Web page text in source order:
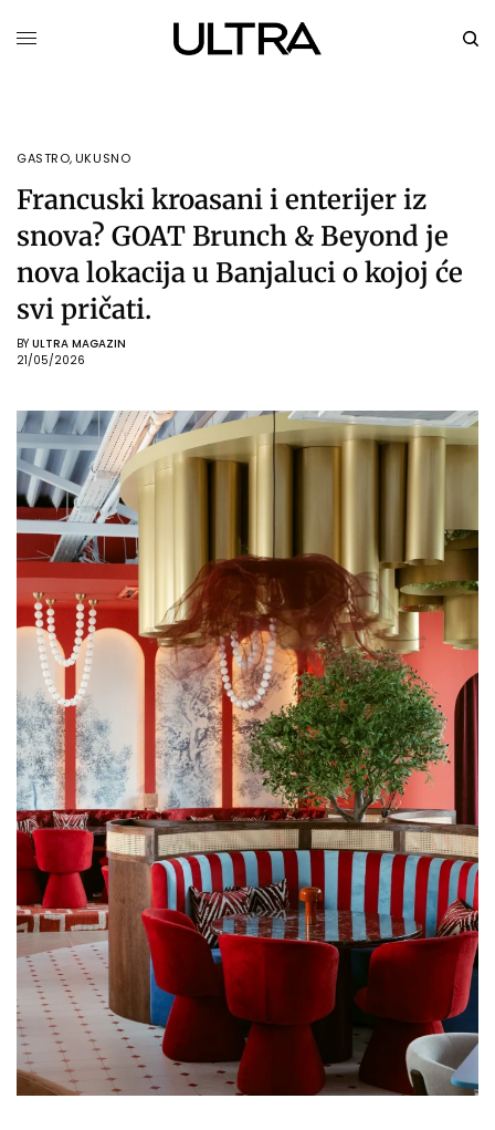
GASTRO,UKUSNO
Francuski kroasani i enterijer iz
snova? GOAT Brunch & Beyond je
nova lokacija u Banjaluci o kojoj će
svi pričati.
BY ULTRA MAGAZIN
21/05/2026